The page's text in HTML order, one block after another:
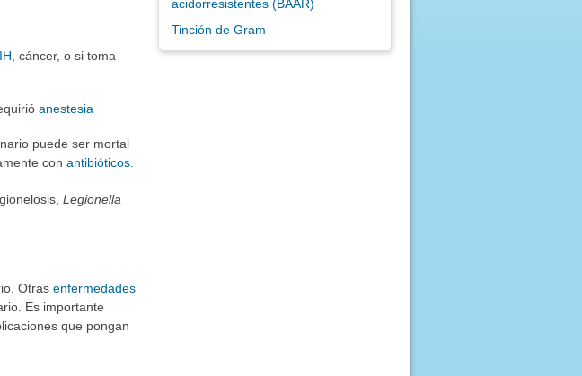
, cáncer, o si toma
anestesia
puede ser mortal
con antibióticos.
Legionella
Otras enfermedades
Es importante
que pongan
acidorresistentes (BAAR)
Tinción de Gram